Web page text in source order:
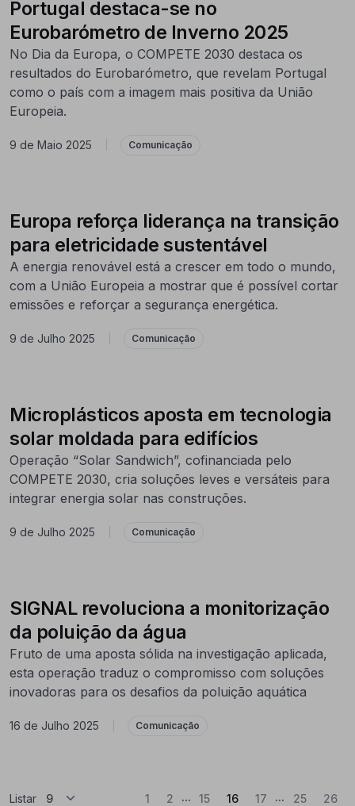
Portugal destaca-se no
Eurobarómetro de Inverno 2025
No Dia da Europa, o COMPETE 2030 destaca os
resultados do Eurobarómetro, que revelam Portugal
como o país com a imagem mais positiva da União
Europeia.
9 de Maio 2025 Comunicação
Europa reforça liderança na transição
para eletricidade sustentável
A energia renovável está a crescer em todo o mundo,
com a União Europeia a mostrar que é possível cortar
emissões e reforçar a segurança energética.
9 de Julho 2025 Comunicação
Microplásticos aposta em tecnologia
solar moldada para edifícios
Operação “Solar Sandwich”, cofinanciada pelo
COMPETE 2030, cria soluções leves e versáteis para
integrar energia solar nas construções.
9 de Julho 2025 Comunicação
SIGNAL revoluciona a monitorização
da poluição da água
Fruto de uma aposta sólida na investigação aplicada,
esta operação traduz o compromisso com soluções
inovadoras para os desafios da poluição aquática
16 de Julho 2025 Comunicação
Listar 1 2 ... 15 16(Atual)
17 ... 25 26